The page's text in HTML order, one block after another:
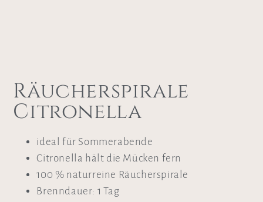
Räucherspirale
Citronella
ideal für Sommerabende
Citronella hält die Mücken fern
100 % naturreine Räucherspirale
Brenndauer: 1 Tag